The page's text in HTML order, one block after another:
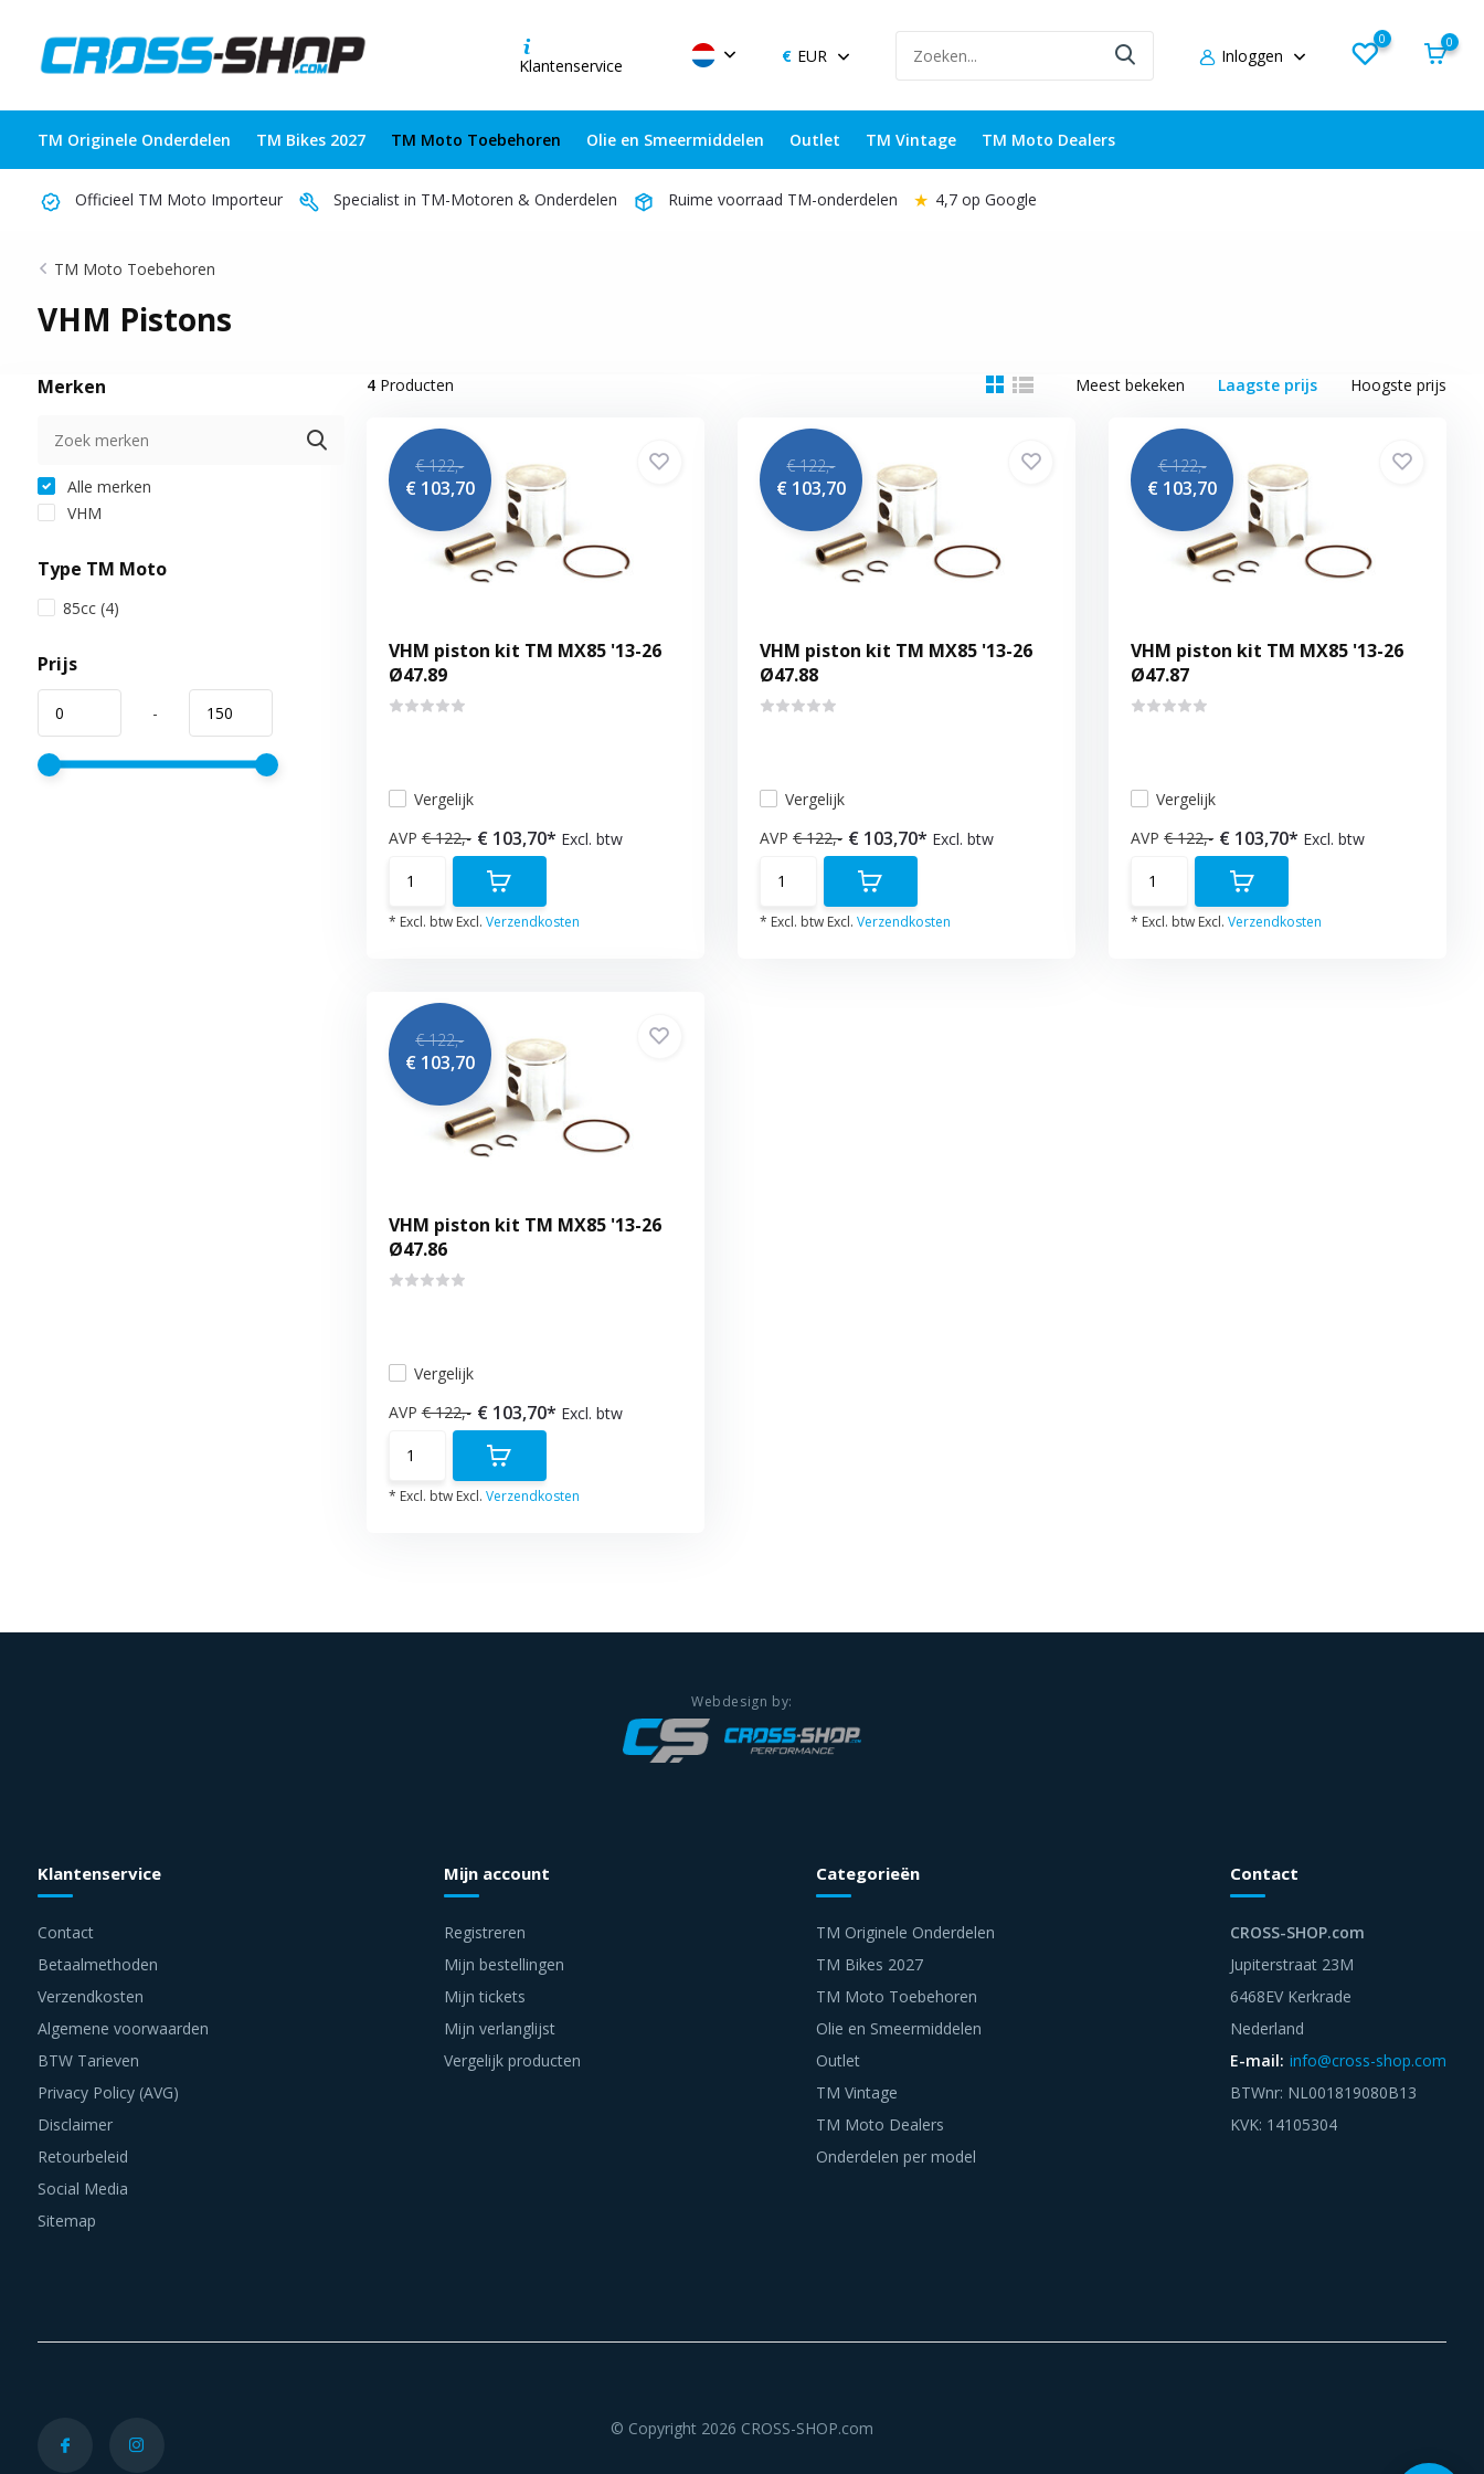
Klantenservice EUR Inloggen
0 0
TM Originele Onderdelen TM Bikes 2027 TM Moto Toebehoren Olie en Smeermiddelen Outlet TM Vintage TM Moto Dealers
Officieel TM Moto Importeur Specialist in TM-Motoren & Onderdelen Ruime voorraad TM-onderdelen ★ 4,7 op Google
TM Moto Toebehoren
VHM Pistons
Merken
Alle merken
VHM
Type TM Moto
85cc (4)
Prijs
-
4Producten Meest bekeken Laagste prijs Hoogste prijs
€ 122,-
€ 103,70
VHM piston kit TM MX85 '13-26
Ø47.89
Vergelijk
AVP€ 122,- € 103,70* Excl. btw
* Excl. btw Excl. Verzendkosten
€ 122,-
€ 103,70
VHM piston kit TM MX85 '13-26
Ø47.88
Vergelijk
AVP € 122,- € 103,70* Excl. btw
* Excl. btw Excl. Verzendkosten
€ 122,-
€ 103,70
VHM piston kit TM MX85 '13-26
Ø47.87
Vergelijk
AVP€ 122,- € 103,70* Excl. btw
* Excl. btw Excl.Verzendkosten
€ 122,-
€ 103,70
VHM piston kit TM MX85 '13-26
Ø47.86
Vergelijk
AVP€ 122,- € 103,70* Excl. btw
* Excl. btw Excl. Verzendkosten
Klantenservice
Contact
Betaalmethoden
Verzendkosten
Algemene voorwaarden
BTW Tarieven
Privacy Policy (AVG)
Disclaimer
Retourbeleid
Social Media
Sitemap
Mijn account
Registreren
Mijn bestellingen
Mijn tickets
Mijn verlanglijst
Vergelijk producten
Categorieën
TM Originele Onderdelen
TM Bikes 2027
TM Moto Toebehoren
Olie en Smeermiddelen
Outlet
TM Vintage
TM Moto Dealers
Onderdelen per model
Contact
CROSS-SHOP.com
Jupiterstraat 23M
6468EV Kerkrade
Nederland
E-mail: info@cross-shop.com
BTWnr: NL001819080B13
KVK: 14105304
© Copyright 2026 CROSS-SHOP.com